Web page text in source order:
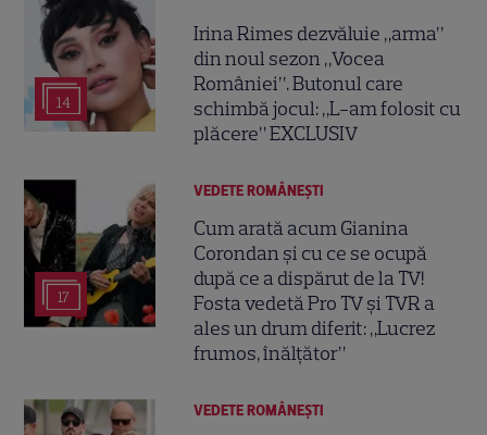
14
Irina Rimes dezvăluie „arma”
din noul sezon „Vocea
României”. Butonul care
schimbă jocul: „L-am folosit cu
plăcere” EXCLUSIV
17
VEDETE ROMÂNEŞTI
Cum arată acum Gianina
Corondan și cu ce se ocupă
după ce a dispărut de la TV!
Fosta vedetă Pro TV și TVR a
ales un drum diferit: „Lucrez
frumos, înălțător”
VEDETE ROMÂNEŞTI